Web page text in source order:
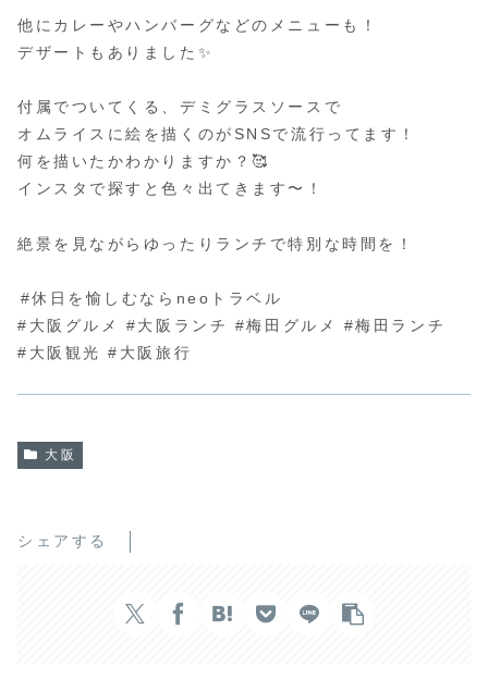
他にカレーやハンバーグなどのメニューも！
デザートもありました✨
付属でついてくる、デミグラスソースで
オムライスに絵を描くのがSNSで流行ってます！
何を描いたかわかりますか？🥰
インスタで探すと色々出てきます〜！
絶景を見ながらゆったりランチで特別な時間を！
⁡#休日を愉しむならneoトラベル
#大阪グルメ #大阪ランチ #梅田グルメ #梅田ランチ
#大阪観光 #大阪旅行
大阪
シェアする